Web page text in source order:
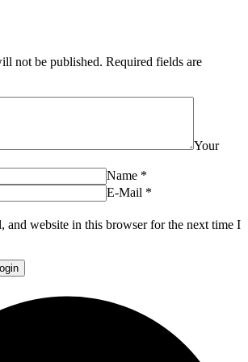
not be published. Required fields are
Your
Name *
E-Mail *
and website in this browser for the next time I